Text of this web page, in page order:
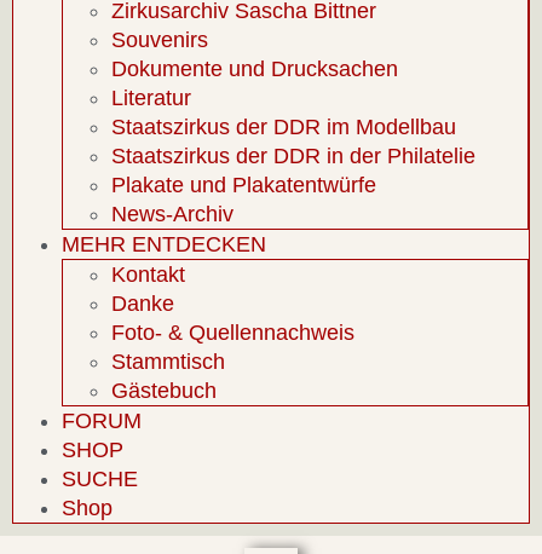
Zirkusarchiv Sascha Bittner
Souvenirs
Dokumente und Drucksachen
Literatur
Staatszirkus der DDR im Modellbau
Staatszirkus der DDR in der Philatelie
Plakate und Plakatentwürfe
News-Archiv
MEHR ENTDECKEN
Kontakt
Danke
Foto- & Quellennachweis
Stammtisch
Gästebuch
FORUM
SHOP
SUCHE
Shop